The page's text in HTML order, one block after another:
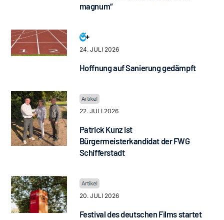
magnum“
24. JULI 2026
Hoffnung auf Sanierung gedämpft
22. JULI 2026
Patrick Kunz ist
Bürgermeisterkandidat der FWG
Schifferstadt
20. JULI 2026
Festival des deutschen Films startet